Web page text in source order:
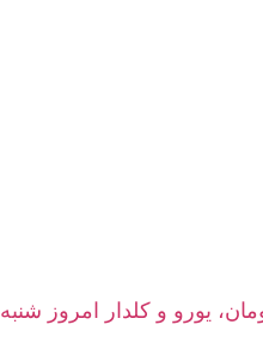
شنبه 17 اسد ۱۴۰۵ | نرخ زنده سرای شهزاده کابل